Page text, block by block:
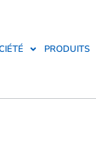
PRODUITS